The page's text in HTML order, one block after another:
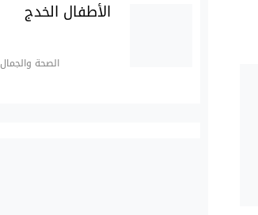
الأطفال الخدج
الصحة والجمال